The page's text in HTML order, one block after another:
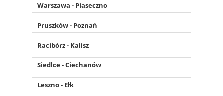
Warszawa - Piaseczno
Pruszków - Poznań
Racibórz - Kalisz
Siedlce - Ciechanów
Leszno - Ełk